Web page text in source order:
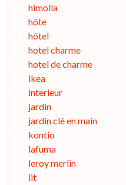
himolla
hôte
hôtel
hotel charme
hotel de charme
ikea
interieur
jardin
jardin clé en main
kontio
lafuma
leroy merlin
lit